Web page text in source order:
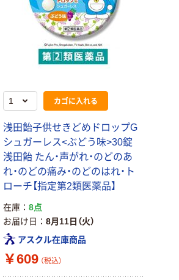
カゴに入れる
浅田飴子供せきどめドロップG
シュガーレス<ぶどう味>30錠
浅田飴 たん・声がれ・のどのあ
れ・のどの痛み・のどのはれ・ト
ローチ【指定第2類医薬品】
在庫
8点
お届け日
8月11日（火）
アスクル在庫商品
￥609 （税込）